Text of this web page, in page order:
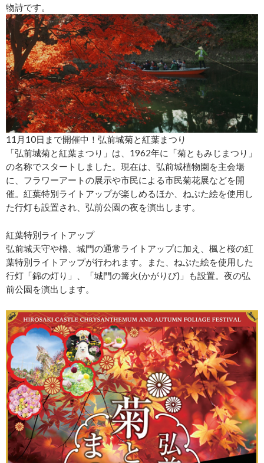
物詩です。
11月10日まで開催中！弘前城菊と紅葉まつり
「弘前城菊と紅葉まつり」は、1962年に「菊ともみじまつり」
の名称でスタートしました。現在は、弘前城植物園を主会場
に、フラワーアートの展示や市民による市民菊花展などを開
催。紅葉特別ライトアップが楽しめるほか、ねぷた絵を使用し
た行灯も設置され、弘前公園の夜を演出します。
紅葉特別ライトアップ
弘前城天守や櫓、城門の通常ライトアップに加え、楓と桜の紅
葉特別ライトアップが行われます。また、ねぷた絵を使用した
行灯「錦の灯り」、「城門の篝火(かがりび)」も設置。夜の弘
前公園を演出します。